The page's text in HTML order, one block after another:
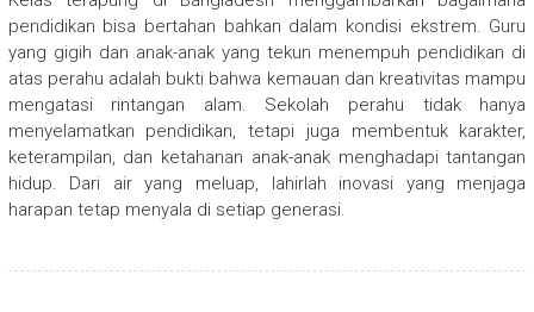
pendidikan bisa bertahan bahkan dalam kondisi ekstrem. Guru
yang gigih dan anak-anak yang tekun menempuh pendidikan di
atas perahu adalah bukti bahwa kemauan dan kreativitas mampu
mengatasi rintangan alam. Sekolah perahu tidak hanya
menyelamatkan pendidikan, tetapi juga membentuk karakter,
keterampilan, dan ketahanan anak-anak menghadapi tantangan
hidup. Dari air yang meluap, lahirlah inovasi yang menjaga
harapan tetap menyala di setiap generasi.